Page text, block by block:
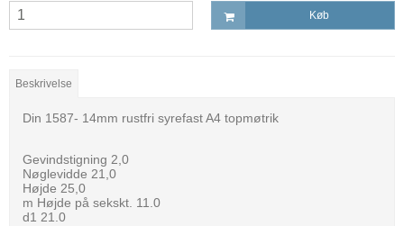
Køb
Beskrivelse
Din 1587- 14mm rustfri syrefast A4 topmøtrik
Gevindstigning 2,0
Nøglevidde 21,0
Højde 25,0
m Højde på sekskt. 11.0
d1 21.0